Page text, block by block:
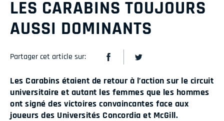
LES CARABINS TOUJOURS
AUSSI DOMINANTS
Partager cet article sur:
Les Carabins étaient de retour à l’action sur le circuit
universitaire et autant les femmes que les hommes
ont signé des victoires convaincantes face aux
joueurs des Universités Concordia et McGill.